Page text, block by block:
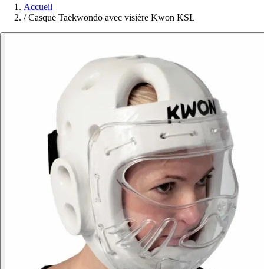
Accueil
/ Casque Taekwondo avec visière Kwon KSL